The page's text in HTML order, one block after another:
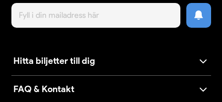
Hitta biljetter till dig
FAQ & Kontakt